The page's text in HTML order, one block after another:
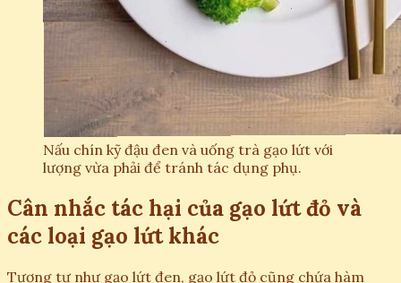
Nấu chín kỹ đậu đen và uống trà gạo lứt với
lượng vừa phải để tránh tác dụng phụ.
Cân nhắc tác hại của gạo lứt đỏ và
các loại gạo lứt khác
Tương tự như gạo lứt đen, gạo lứt đỏ cũng chứa hàm